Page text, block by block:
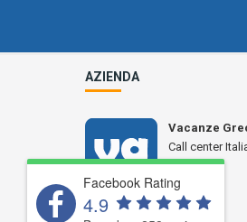
AZIENDA
Vacanze
Call center
N° L 17359
Facebook Rating
4.9